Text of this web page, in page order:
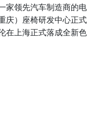
家领先汽车制造商的电
庆）座椅研发中心正式
在上海正式落成全新色